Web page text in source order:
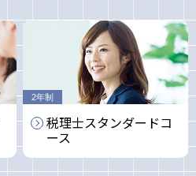
2年制
税理士スタンダードコ
ース